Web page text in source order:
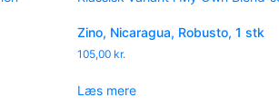
Zino, Nicaragua, Robusto, 1 stk
105,00 kr.
Læs mere